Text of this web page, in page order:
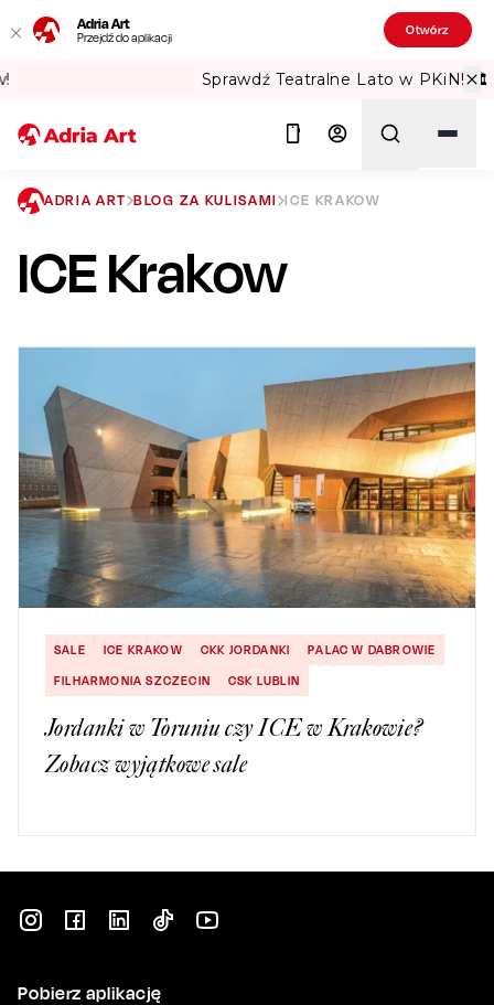
Adria Art
Przejdź do aplikacji Otwórz
Sprawdź Teatralne Lato w PKiN! 🏛️
ADRIA ART BLOG ZA KULISAMI ICE KRAKOW
ICE Krakow
SALE ICE KRAKOW CKK JORDANKI
PALAC W DABROWIE
FILHARMONIA SZCZECIN
CSK LUBLIN
Jordanki w Toruniu czy ICE w Krakowie?
Zobacz wyjątkowe sale
Pobierz aplikację